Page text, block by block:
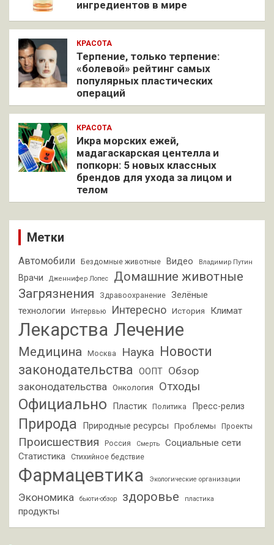
ингредиентов в мире
КРАСОТА
Терпение, только терпение:
«болевой» рейтинг самых
популярных пластических
операций
КРАСОТА
Икра морских ежей,
мадагаскарская центелла и
попкорн: 5 новых классных
брендов для ухода за лицом и
телом
Метки
Автомобили Бездомные животные Видео Владимир Путин
Врачи Дженнифер Лопес
Домашние животные
Загрязнения
Здравоохранение
Зелёные
технологии
Интервью Интересно История Климат
Лекарства Лечение
Медицина Москва Наука
Новости
законодательства ООПТ Обзор
законодательства Онкология Отходы
Официально Пластик Политика Пресс-релиз
Природа Природные ресурсы Проблемы Проекты
Происшествия Россия Смерть Социальные сети
Статистика Стихийное бедствие
Фармацевтика Экологические организации
Экономика бьюти-обзор здоровье пластика
продукты